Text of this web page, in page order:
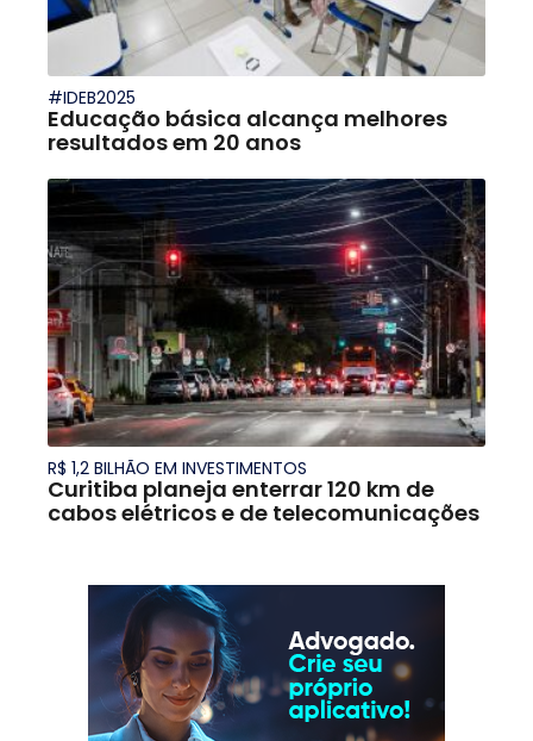
#IDEB2025
Educação básica alcança melhores
resultados em 20 anos
R$ 1,2 BILHÃO EM INVESTIMENTOS
Curitiba planeja enterrar 120 km de
cabos elétricos e de telecomunicações